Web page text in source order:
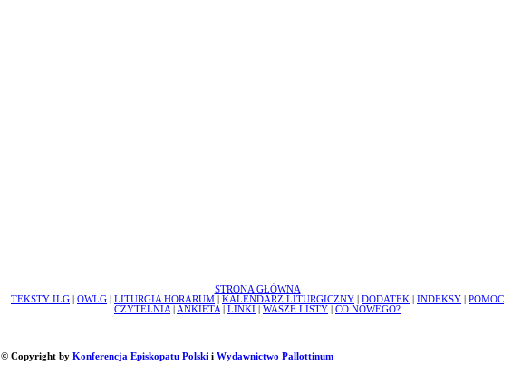
STRONA GŁÓWNA
TEKSTY ILG
OWLG LITURGIA HORARUM KALENDARZ LITURGICZNY DODATEK INDEKSY
POMOC
CZYTELNIA
ANKIETA LINKI WASZE LISTY CO NOWEGO?
© Copyright by Konferencja Episkopatu Polskii Wydawnictwo Pallottinum